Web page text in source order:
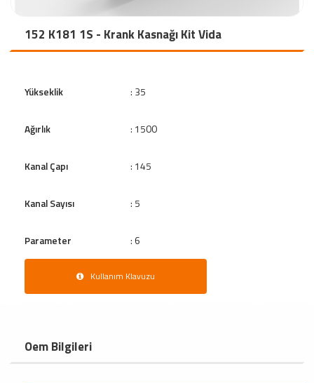
152 K181 1S - Krank Kasnağı Kit Vida
Yükseklik : 35
Ağırlık : 1500
Kanal Çapı : 145
Kanal Sayısı : 5
Parameter : 6
Kullanım Klavuzu
Oem Bilgileri